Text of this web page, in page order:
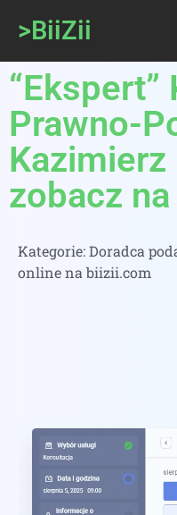
>BiiZii
“Ekspert”
Prawno-
Kazimierz
zobacz
Kategorie:Doradca
online na biizii.com